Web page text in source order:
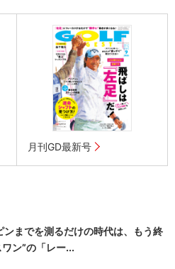
月刊GD最新号
ンまでを測るだけの時代は、もう終
ン”の「レー...